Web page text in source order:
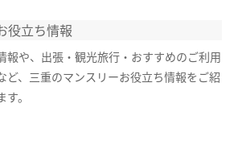
役立ち情報
報や、出張・観光旅行・おすすめのご利用
ど、三重のマンスリーお役立ち情報をご紹
。